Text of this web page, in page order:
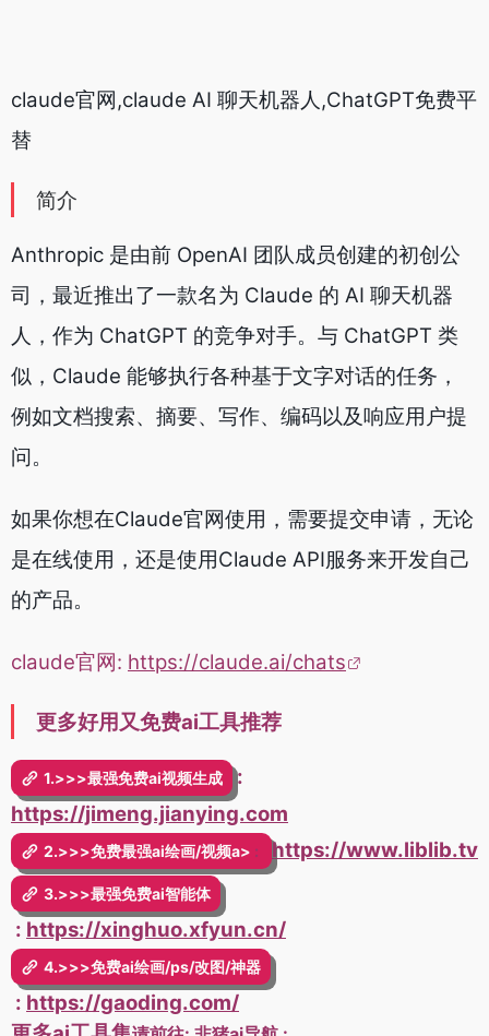
claude官网,claude AI 聊天机器人,ChatGPT免费平
替
简介
Anthropic 是由前 OpenAI 团队成员创建的初创公
司，最近推出了一款名为 Claude 的 AI 聊天机器
人，作为 ChatGPT 的竞争对手。与 ChatGPT 类
似，Claude 能够执行各种基于文字对话的任务，
例如文档搜索、摘要、写作、编码以及响应用户提
问。
如果你想在Claude官网使用，需要提交申请，无论
是在线使用，还是使用Claude API服务来开发自己
的产品。
claude官网: https://claude.ai/chats
更多好用又免费ai工具推荐
1.>>>最强免费ai视频生成
:
https://jimeng.jianying.com
2.>>>免费最强ai绘画/视频a> : https://www.liblib.tv
3.>>>最强免费ai智能体
: https://xinghuo.xfyun.cn/
4.>>>免费ai绘画/ps/改图/神器
: https://gaoding.com/